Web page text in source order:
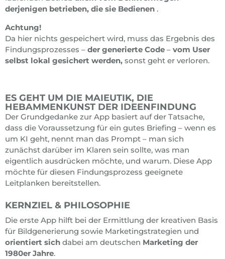
derjenigen betrieben, die sie Bedienen .
Achtung!
Da hier nichts gespeichert wird, muss das Ergebnis des
Findungsprozesses – der generierte Code – vom User
selbst lokal gesichert werden, sonst geht er verloren.
ES GEHT UM DIE MAIEUTIK, DIE
HEBAMMENKUNST DER IDEENFINDUNG
Der Grundgedanke zur App basiert auf der Tatsache,
dass die Voraussetzung für ein gutes Briefing – wenn es
um KI geht, nennt man das Prompt – man sich
zunächst darüber im Klaren sein sollte, was man
eigentlich ausdrücken möchte, und warum. Diese App
möchte für diesen Findungsprozess geeignete
Leitplanken bereitstellen.
KERNZIEL & PHILOSOPHIE
Die erste App hilft bei der Ermittlung der kreativen Basis
für Bildgenerierung sowie Marketingstrategien und
orientiert sich dabei am deutschen Marketing der
1980er Jahre.